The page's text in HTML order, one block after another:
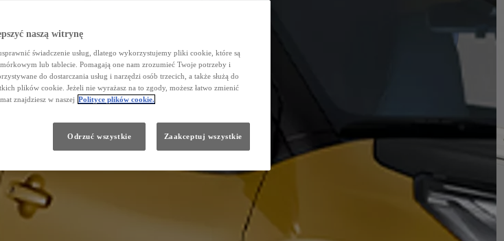
naszą witrynę
świadczenie usług, dlatego wykorzystujemy pliki cookie, które są
lub tablecie. Pomagają one nam zrozumieć Twoje potrzeby i
do dostarczania usług i narzędzi osób trzecich, a także służą do
plików cookie. Jeżeli nie wyrażasz na to zgody, możesz łatwo zmienić
znajdziesz w naszej Polityce plików cookie.
Odrzuć wszystkie Zaakceptuj wszystkie